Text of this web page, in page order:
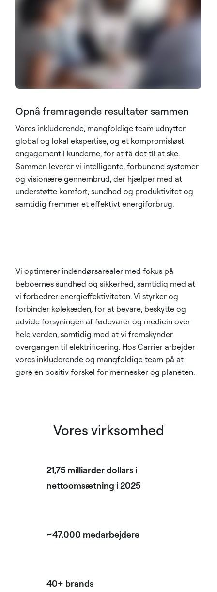
Opnå fremragende resultater sammen
Vores inkluderende, mangfoldige team udnytter
global og lokal ekspertise, og et kompromisløst
engagement i kunderne, for at få det til at ske.
Sammen leverer vi intelligente, forbundne systemer
og visionære gennembrud, der hjælper med at
understøtte komfort, sundhed og produktivitet og
samtidig fremmer et effektivt energiforbrug.
Vi optimerer indendørsarealer med fokus på
beboernes sundhed og sikkerhed, samtidig med at
vi forbedrer energieffektiviteten. Vi styrker og
forbinder kølekæden, for at bevare, beskytte og
udvide forsyningen af fødevarer og medicin over
hele verden, samtidig med at vi fremskynder
overgangen til elektrificering. Hos Carrier arbejder
vores inkluderende og mangfoldige team på at
gøre en positiv forskel for mennesker og planeten.
Vores virksomhed
21,75 milliarder dollars i
nettoomsætning i 2025
~47.000 medarbejdere
40+ brands